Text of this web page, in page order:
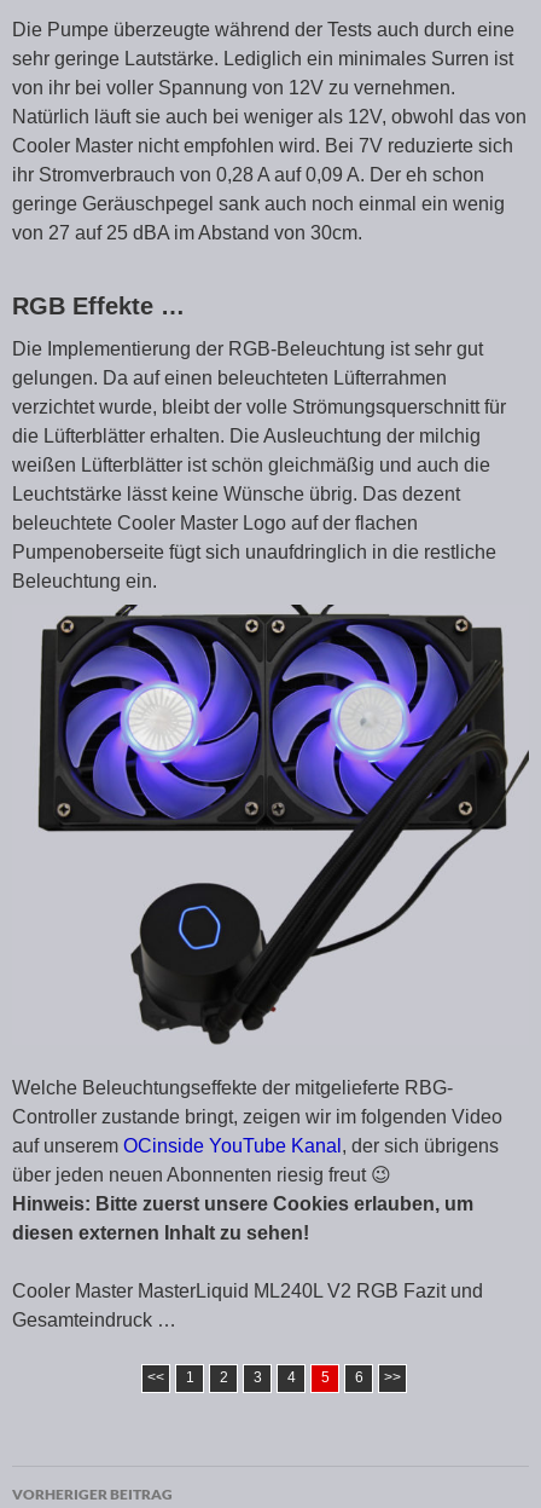
Die Pumpe überzeugte während der Tests auch durch eine
sehr geringe Lautstärke. Lediglich ein minimales Surren ist
von ihr bei voller Spannung von 12V zu vernehmen.
Natürlich läuft sie auch bei weniger als 12V, obwohl das von
Cooler Master nicht empfohlen wird. Bei 7V reduzierte sich
ihr Stromverbrauch von 0,28 A auf 0,09 A. Der eh schon
geringe Geräuschpegel sank auch noch einmal ein wenig
von 27 auf 25 dBA im Abstand von 30cm.
RGB Effekte …
Die Implementierung der RGB-Beleuchtung ist sehr gut
gelungen. Da auf einen beleuchteten Lüfterrahmen
verzichtet wurde, bleibt der volle Strömungsquerschnitt für
die Lüfterblätter erhalten. Die Ausleuchtung der milchig
weißen Lüfterblätter ist schön gleichmäßig und auch die
Leuchtstärke lässt keine Wünsche übrig. Das dezent
beleuchtete Cooler Master Logo auf der flachen
Pumpenoberseite fügt sich unaufdringlich in die restliche
Beleuchtung ein.
Welche Beleuchtungseffekte der mitgelieferte RBG-
Controller zustande bringt, zeigen wir im folgenden Video
auf unserem OCinside YouTube Kanal , der sich übrigens
über jeden neuen Abonnenten riesig freut 😉
Hinweis: Bitte zuerst unsere Cookies erlauben, um
diesen externen Inhalt zu sehen!
Cooler Master MasterLiquid ML240L V2 RGB Fazit und
Gesamteindruck …
<< 1 2 3 4 5 6 >>
VORHERIGER BEITRAG